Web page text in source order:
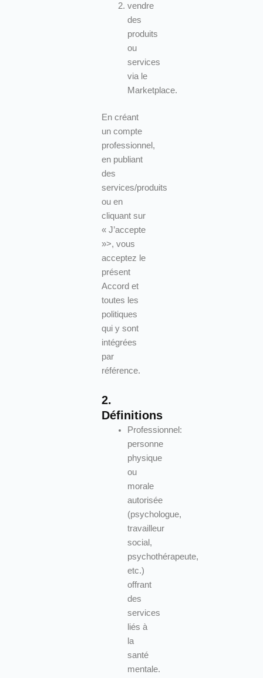
vendre
des
produits
ou
services
via le
Marketplace.
En créant
un compte
professionnel,
en publiant
des
services/produits
ou en
cliquant sur
« J’accepte
»>, vous
acceptez le
présent
Accord et
toutes les
politiques
qui y sont
intégrées
par
référence.
2.
Définitions
Professionnel:
personne
physique
ou
morale
autorisée
(psychologue,
travailleur
social,
psychothérapeute,
etc.)
offrant
des
services
liés à
la
santé
mentale.